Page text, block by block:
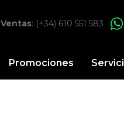
Ventas: (+34) 610 551 583
Promociones